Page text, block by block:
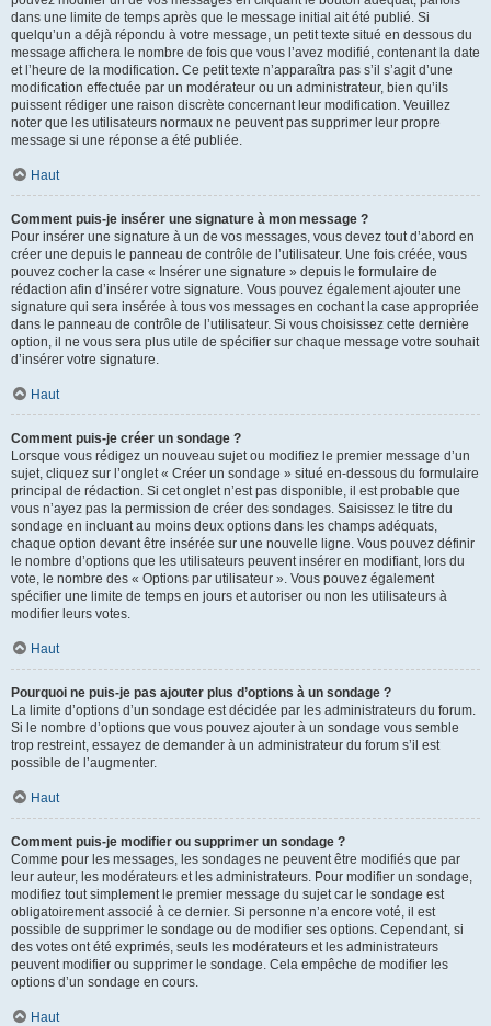
dans une limite de temps après que le message initial ait été publié. Si
quelqu’un a déjà répondu à votre message, un petit texte situé en dessous du
message affichera le nombre de fois que vous l’avez modifié, contenant la date
et l’heure de la modification. Ce petit texte n’apparaîtra pas s’il s’agit d’une
modification effectuée par un modérateur ou un administrateur, bien qu’ils
puissent rédiger une raison discrète concernant leur modification. Veuillez
noter que les utilisateurs normaux ne peuvent pas supprimer leur propre
message si une réponse a été publiée.
Haut
Comment puis-je insérer une signature à mon message ?
Pour insérer une signature à un de vos messages, vous devez tout d’abord en
créer une depuis le panneau de contrôle de l’utilisateur. Une fois créée, vous
pouvez cocher la case « Insérer une signature » depuis le formulaire de
rédaction afin d’insérer votre signature. Vous pouvez également ajouter une
signature qui sera insérée à tous vos messages en cochant la case appropriée
dans le panneau de contrôle de l’utilisateur. Si vous choisissez cette dernière
option, il ne vous sera plus utile de spécifier sur chaque message votre souhait
d’insérer votre signature.
Haut
Comment puis-je créer un sondage ?
Lorsque vous rédigez un nouveau sujet ou modifiez le premier message d’un
sujet, cliquez sur l’onglet « Créer un sondage » situé en-dessous du formulaire
principal de rédaction. Si cet onglet n’est pas disponible, il est probable que
vous n’ayez pas la permission de créer des sondages. Saisissez le titre du
sondage en incluant au moins deux options dans les champs adéquats,
chaque option devant être insérée sur une nouvelle ligne. Vous pouvez définir
le nombre d’options que les utilisateurs peuvent insérer en modifiant, lors du
vote, le nombre des « Options par utilisateur ». Vous pouvez également
spécifier une limite de temps en jours et autoriser ou non les utilisateurs à
modifier leurs votes.
Haut
Pourquoi ne puis-je pas ajouter plus d’options à un sondage ?
La limite d’options d’un sondage est décidée par les administrateurs du forum.
Si le nombre d’options que vous pouvez ajouter à un sondage vous semble
trop restreint, essayez de demander à un administrateur du forum s’il est
possible de l’augmenter.
Haut
Comment puis-je modifier ou supprimer un sondage ?
Comme pour les messages, les sondages ne peuvent être modifiés que par
leur auteur, les modérateurs et les administrateurs. Pour modifier un sondage,
modifiez tout simplement le premier message du sujet car le sondage est
obligatoirement associé à ce dernier. Si personne n’a encore voté, il est
possible de supprimer le sondage ou de modifier ses options. Cependant, si
des votes ont été exprimés, seuls les modérateurs et les administrateurs
peuvent modifier ou supprimer le sondage. Cela empêche de modifier les
options d’un sondage en cours.
Haut